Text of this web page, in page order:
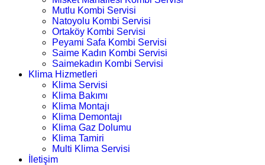
Mutlu Kombi Servisi
Natoyolu Kombi Servisi
Ortaköy Kombi Servisi
Peyami Safa Kombi Servisi
Saime Kadın Kombi Servisi
Saimekadın Kombi Servisi
Klima Hizmetleri
Klima Servisi
Klima Bakımı
Klima Montajı
Klima Demontajı
Klima Gaz Dolumu
Klima Tamiri
Multi Klima Servisi
İletişim